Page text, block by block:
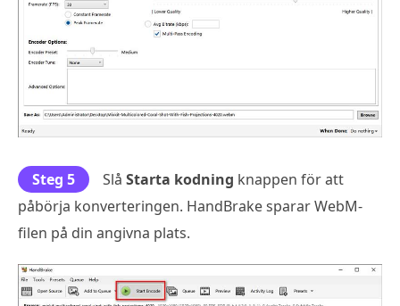
Steg 5 Slå Starta kodning knappen för att
påbörja konverteringen. HandBrake sparar WebM-
filen på din angivna plats.